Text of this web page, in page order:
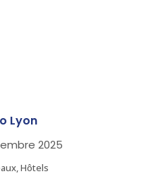
Lyon
2025
Hôtels